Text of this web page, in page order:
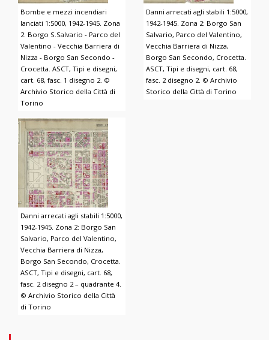
Bombe e mezzi incendiari
lanciati 1:5000, 1942-1945. Zona
2: Borgo S.Salvario - Parco del
Valentino - Vecchia Barriera di
Nizza - Borgo San Secondo -
Crocetta. ASCT, Tipi e disegni,
cart. 68, fasc. 1 disegno 2. ©
Archivio Storico della Città di
Torino
Danni arrecati agli stabili 1:5000,
1942-1945. Zona 2: Borgo San
Salvario, Parco del Valentino,
Vecchia Barriera di Nizza,
Borgo San Secondo, Crocetta.
ASCT, Tipi e disegni, cart. 68,
fasc. 2 disegno 2. © Archivio
Storico della Città di Torino
Danni arrecati agli stabili 1:5000,
1942-1945. Zona 2: Borgo San
Salvario, Parco del Valentino,
Vecchia Barriera di Nizza,
Borgo San Secondo, Crocetta.
ASCT, Tipi e disegni, cart. 68,
fasc. 2 disegno 2 – quadrante 4.
© Archivio Storico della Città
di Torino